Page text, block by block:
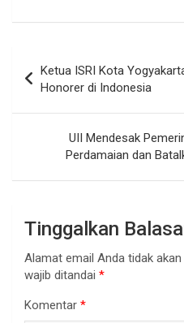
pos
Ketua ISRI Kota
Honorer di Indonesia
UII Mendesak
Perdamaian dan
Tinggalkan
Alamat email Anda tidak akan
wajib ditandai *
Komentar *